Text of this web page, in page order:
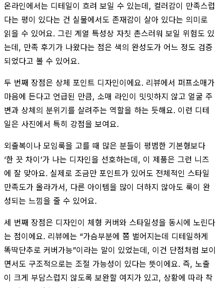
온라인에서는 디테일이 흐려 보일 수 있는데, 컬러감이 만족스럽
다는 평이 있다는 건 실물에서도 존재감이 살아 있다는 의미로
읽을 수 있어요. 그린 계열 특성상 자칫 촌스러워 보일 위험도 있
는데, 만족 후기가 나왔다는 점은 색의 완성도가 어느 정도 검증
되었다고 볼 수 있어요.
두 번째 장점은 상체 포인트 디자인이에요. 리뷰에서 퍼프소매가
마음에 든다고 언급된 만큼, 소매 라인이 밋밋하지 않고 얼굴 주
변과 상체의 분위기를 살려주는 역할을 하는 듯해요. 이런 디테
일은 사진에서 특히 강점을 보여요.
외출복이나 모임룩을 고를 때 많은 분들이 평범한 기본형보다
‘한 끗 차이’가 나는 디자인을 선호하는데, 이 제품은 그런 니즈
에 잘 맞아요. 실제로 조금만 포인트가 있어도 전체적인 스타일
만족도가 올라가서, 다른 아이템을 많이 더하지 않아도 룩이 완
성되는 느낌을 줄 수 있어요.
세 번째 장점은 디자인이 체형 커버와 스타일성을 동시에 노린다
는 점이에요. 리뷰에는 “가슴부분에 쫌 벌어지는데 디테일하게
똑딱단추로 커버가능”이라는 말이 있었는데, 이건 단점처럼 보이
면서도 구조적으로는 조절 가능성이 있다는 뜻이에요. 즉, 노출
이 크게 부담스럽지 않도록 보완할 여지가 있고, 상황에 따라 착